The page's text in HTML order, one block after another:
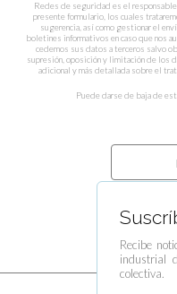
Redes de seguridad es el
presente formulario, los cuales
sugerencia, así como gestionar el
boletines informativos en caso que nos
cedemos sus datos a terceros salvo
supresión, oposición y limitación de los
adicional y más detallada sobre el
Puede darse de baja de
Recibe
industrial
colectiva.